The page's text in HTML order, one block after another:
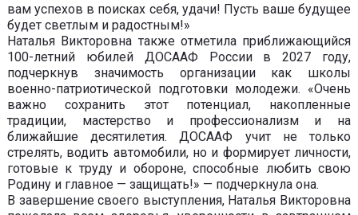
вам успехов в поисках себя, удачи! Пусть ваше будущее
будет светлым и радостным!»
Наталья Викторовна также отметила приближающийся
100-летний юбилей ДОСААФ России в 2027 году,
подчеркнув значимость организации как школы
военно-патриотической подготовки молодежи. «Очень
важно сохранить этот потенциал, накопленные
традиции, мастерство и профессионализм и на
ближайшие десятилетия. ДОСААФ учит не только
стрелять, водить автомобили, но и формирует личности,
готовые к труду и обороне, способные любить свою
Родину и главное — защищать!» — подчеркнула она.
В завершение своего выступления, Наталья Викторовна